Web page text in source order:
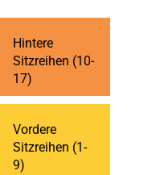
Hintere
Sitzreihen (10-
17)
Vordere
Sitzreihen (1-
9)